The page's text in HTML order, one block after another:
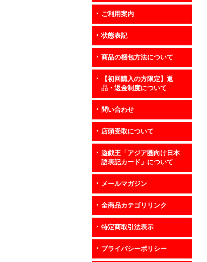
ご利用案内
状態表記
商品の梱包方法について
【初回購入の方限定】返
品・返金制度について
問い合わせ
店頭受取について
遊戯王「アジア圏向け日本
語表記カード」について
メールマガジン
全商品カテゴリリンク
特定商取引法表示
プライバシーポリシー